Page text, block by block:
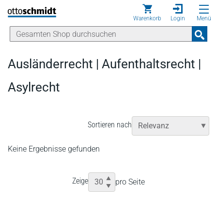
Direkt zum Inhalt
Warenkorb Login Menü
Ausländerrecht | Aufenthaltsrecht |
Asylrecht
Sortieren nach
Keine Ergebnisse gefunden
Zeige pro Seite